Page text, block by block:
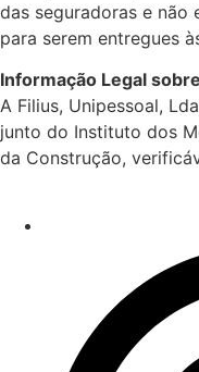
das seguradoras e não
para serem entregues
Informação Legal
A Filius, Unipessoal,
junto do Instituto dos
da Construção,